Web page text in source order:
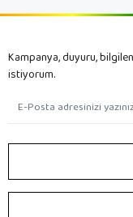
Kampanya, duyuru,
istiyorum.